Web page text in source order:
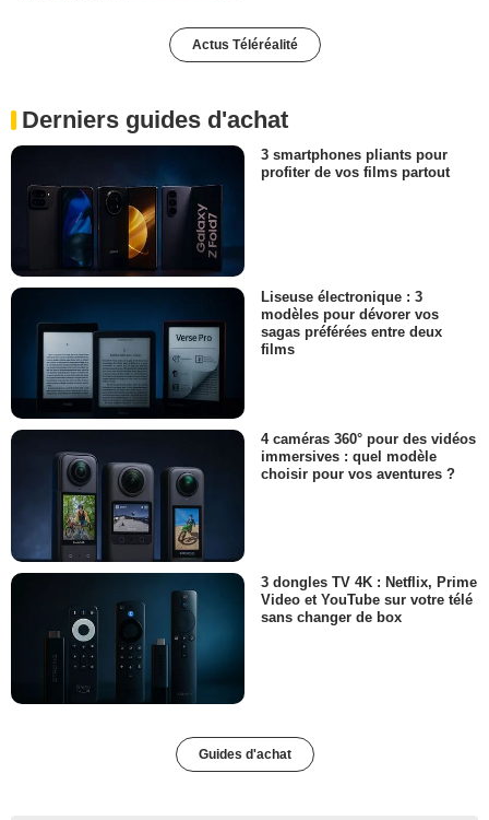
Actus Téléréalité
Derniers guides d'achat
3 smartphones pliants pour
profiter de vos films partout
Liseuse électronique : 3
modèles pour dévorer vos
sagas préférées entre deux
films
4 caméras 360° pour des vidéos
immersives : quel modèle
choisir pour vos aventures ?
3 dongles TV 4K : Netflix, Prime
Video et YouTube sur votre télé
sans changer de box
Guides d'achat